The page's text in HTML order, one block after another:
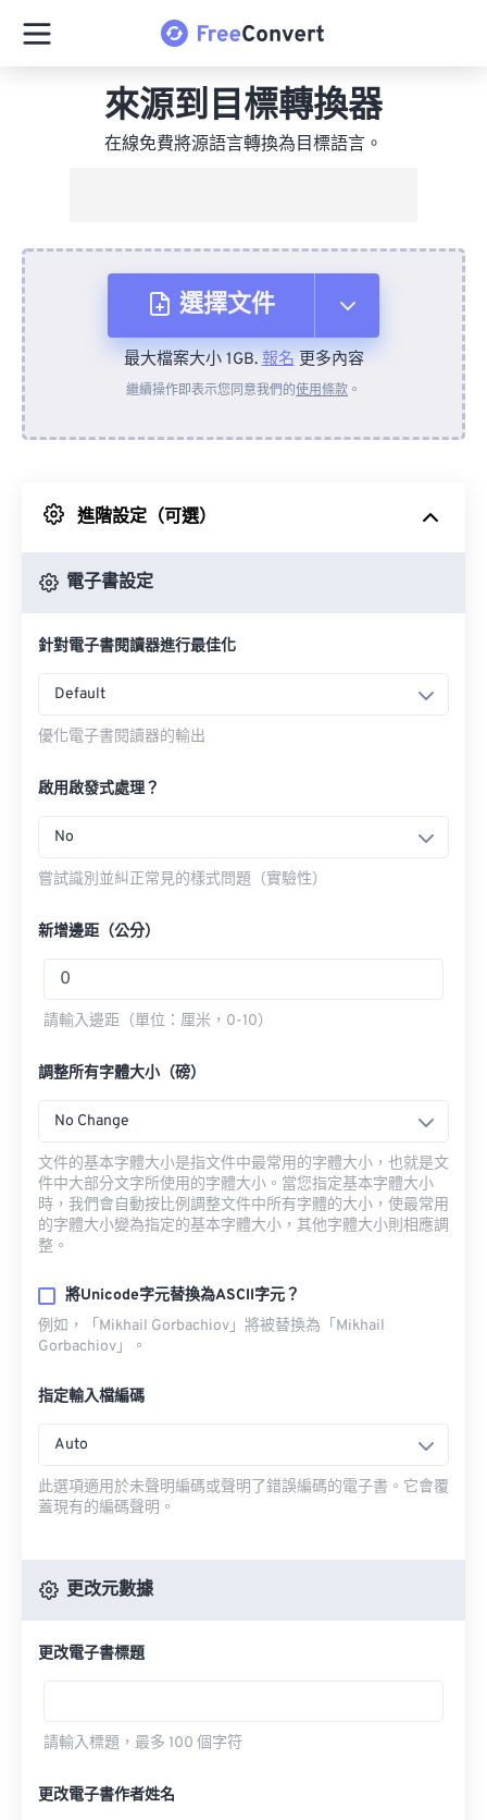
來源到目標轉換器
在線免費將源語言轉換為目標語言。
選擇文件
來自裝置
來自 Google 雲端硬碟
最大檔案大小 1GB.報名更多內容
繼續操作即表示您同意我們的使用條款 。
進階設定（可選）
電子書設定
針對電子書閱讀器進行最佳化
Default
優化電子書閱讀器的輸出
啟用啟發式處理？
No
嘗試識別並糾正常見的樣式問題（實驗性）
新增邊距（公分）
請輸入邊距（單位：厘米，0-10）
調整所有字體大小（磅）
No Change
文件的基本字體大小是指文件中最常用的字體大小，也就是文
件中大部分文字所使用的字體大小。當您指定基本字體大小
時，我們會自動按比例調整文件中所有字體的大小，使最常用
的字體大小變為指定的基本字體大小，其他字體大小則相應調
整。
將Unicode字元替換為ASCII字元？
例如，「Mikhail Gorbachiov」將被替換為「Mikhail
Gorbachiov」。
指定輸入檔編碼
Auto
此選項適用於未聲明編碼或聲明了錯誤編碼的電子書。它會覆
蓋現有的編碼聲明。
更改元數據
更改電子書標題
請輸入標題，最多 100 個字符
更改電子書作者姓名